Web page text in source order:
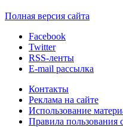
Полная версия сайта
Facebook
Twitter
RSS-ленты
E-mail рассылка
Контакты
Реклама на сайте
Использование
Правила пользования